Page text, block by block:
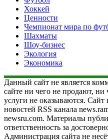
Хоккей
Ценности
Чемпионат мира по
Шахматы
Шоу-бизнес
Экология
Экономика
Данный сайт не является
сайте ни чего не продают,
услуги не оказываются. Сайт
новостей RSS канала
newsru.com. Материалы
ответственность за
Администрация сайта не